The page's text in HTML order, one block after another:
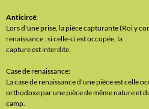
Anticircé:
Lors d'une prise, la pièce capturante (Roi y
renaissance : si celle-ci est occupée, la
capture est interdite.
Case de renaissance:
La case de renaissance d'une pièce est celle
orthodoxe par une pièce de même nature et
camp.